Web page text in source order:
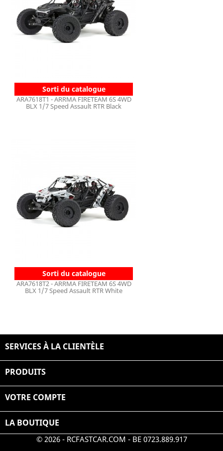
Sorti du catalogue
ARA7618T1 - ARRMA FIRETEAM 6S 4WD
BLX 1/7 Speed Assault RTR Black
Sorti du catalogue
ARA7618T2 - ARRMA FIRETEAM 6S 4WD
BLX 1/7 Speed Assault RTR White
SERVICES À LA CLIENTÈLE
PRODUITS
VOTRE COMPTE
LA BOUTIQUE
© 2026 - RCFASTCAR.COM - BE 0723.889.917